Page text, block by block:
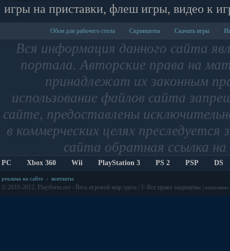
игры на приставки, флеш игры, видео к
Обои для рабочего стола Скриншоты Скачать игры
Вся информация данного сайта
портала. Авторские права на
принадлежат их законным
использование файлов сайта
сайте, предоставлены
в коммерческих целях
сайта обратная ссылка
PC Xbox 360 Wii PlayStation 3 PS 2 PSP DS
реклама на сайте - контакты
© 2010-2012, Playtform.net - Весь игровой мир здесь | © Все права защищены | выполнено